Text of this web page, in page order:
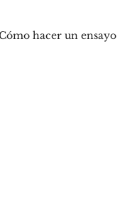
hacer un ensayo